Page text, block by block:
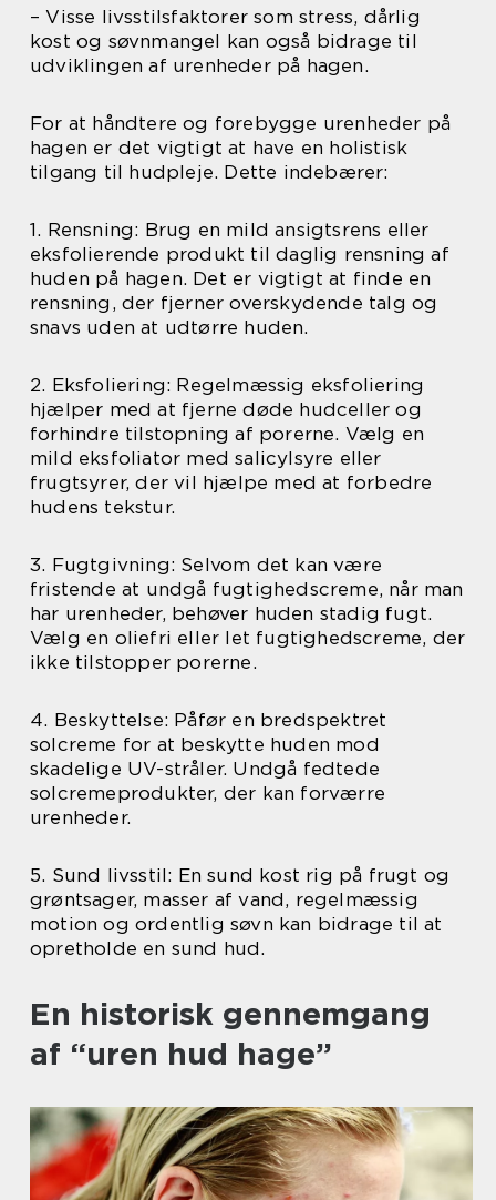
– Visse livsstilsfaktorer som stress, dårlig
kost og søvnmangel kan også bidrage til
udviklingen af urenheder på hagen.
For at håndtere og forebygge urenheder på
hagen er det vigtigt at have en holistisk
tilgang til hudpleje. Dette indebærer:
1. Rensning: Brug en mild ansigtsrens eller
eksfolierende produkt til daglig rensning af
huden på hagen. Det er vigtigt at finde en
rensning, der fjerner overskydende talg og
snavs uden at udtørre huden.
2. Eksfoliering: Regelmæssig eksfoliering
hjælper med at fjerne døde hudceller og
forhindre tilstopning af porerne. Vælg en
mild eksfoliator med salicylsyre eller
frugtsyrer, der vil hjælpe med at forbedre
hudens tekstur.
3. Fugtgivning: Selvom det kan være
fristende at undgå fugtighedscreme, når man
har urenheder, behøver huden stadig fugt.
Vælg en oliefri eller let fugtighedscreme, der
ikke tilstopper porerne.
4. Beskyttelse: Påfør en bredspektret
solcreme for at beskytte huden mod
skadelige UV-stråler. Undgå fedtede
solcremeprodukter, der kan forværre
urenheder.
5. Sund livsstil: En sund kost rig på frugt og
grøntsager, masser af vand, regelmæssig
motion og ordentlig søvn kan bidrage til at
opretholde en sund hud.
En historisk gennemgang
af “uren hud hage”